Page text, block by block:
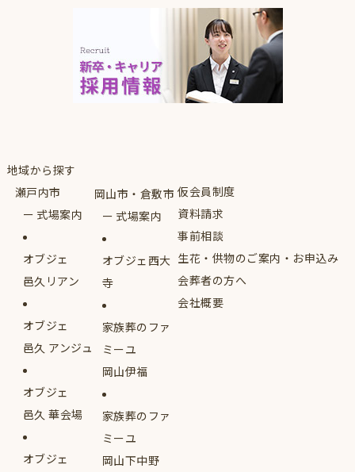
地域から探す
瀬戸内市
式場案内
オブジェ
邑久リアン
オブジェ
邑久 アンジュ
オブジェ
邑久 華会場
オブジェ
岡山市・倉敷市
式場案内
オブジェ西大
寺
家族葬のファ
ミーユ
岡山伊福
家族葬のファ
ミーユ
岡山下中野
仮会員制度
資料請求
事前相談
生花・供物のご案内・お申込み
会葬者の方へ
会社概要